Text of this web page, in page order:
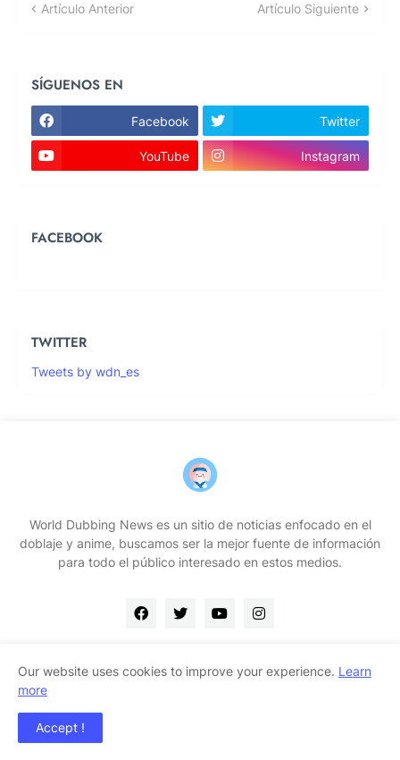
Artículo Anterior Artículo Siguiente
SÍGUENOS EN
Facebook Twitter
YouTube Instagram
FACEBOOK
TWITTER
Tweets by wdn_es
World Dubbing News es un sitio de noticias enfocado en el
doblaje y anime, buscamos ser la mejor fuente de información
para todo el público interesado en estos medios.
Our website uses cookies to improve your experience. Learn
more
Accept !